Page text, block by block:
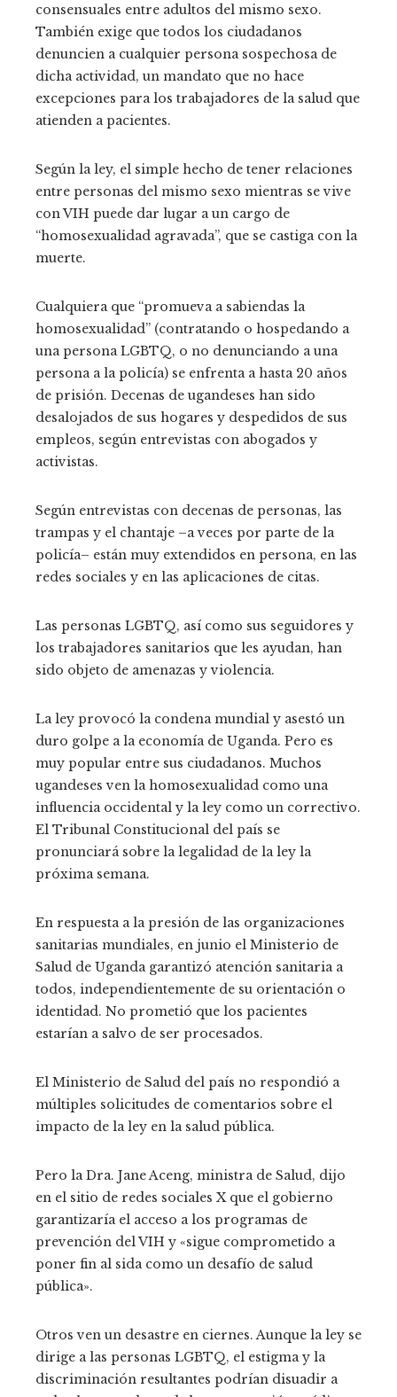
consensuales entre adultos del mismo sexo.
También exige que todos los ciudadanos
denuncien a cualquier persona sospechosa de
dicha actividad, un mandato que no hace
excepciones para los trabajadores de la salud que
atienden a pacientes.
Según la ley, el simple hecho de tener relaciones
entre personas del mismo sexo mientras se vive
con VIH puede dar lugar a un cargo de
“homosexualidad agravada”, que se castiga con la
muerte.
Cualquiera que “promueva a sabiendas la
homosexualidad” (contratando o hospedando a
una persona LGBTQ, o no denunciando a una
persona a la policía) se enfrenta a hasta 20 años
de prisión. Decenas de ugandeses han sido
desalojados de sus hogares y despedidos de sus
empleos, según entrevistas con abogados y
activistas.
Según entrevistas con decenas de personas, las
trampas y el chantaje –a veces por parte de la
policía– están muy extendidos en persona, en las
redes sociales y en las aplicaciones de citas.
Las personas LGBTQ, así como sus seguidores y
los trabajadores sanitarios que les ayudan, han
sido objeto de amenazas y violencia.
La ley provocó la condena mundial y asestó un
duro golpe a la economía de Uganda. Pero es
muy popular entre sus ciudadanos. Muchos
ugandeses ven la homosexualidad como una
influencia occidental y la ley como un correctivo.
El Tribunal Constitucional del país se
pronunciará sobre la legalidad de la ley la
próxima semana.
En respuesta a la presión de las organizaciones
sanitarias mundiales, en junio el Ministerio de
Salud de Uganda garantizó atención sanitaria a
todos, independientemente de su orientación o
identidad. No prometió que los pacientes
estarían a salvo de ser procesados.
El Ministerio de Salud del país no respondió a
múltiples solicitudes de comentarios sobre el
impacto de la ley en la salud pública.
Pero la Dra. Jane Aceng, ministra de Salud, dijo
en el sitio de redes sociales X que el gobierno
garantizaría el acceso a los programas de
prevención del VIH y «sigue comprometido a
poner fin al sida como un desafío de salud
pública».
Otros ven un desastre en ciernes. Aunque la ley se
dirige a las personas LGBTQ, el estigma y la
discriminación resultantes podrían disuadir a